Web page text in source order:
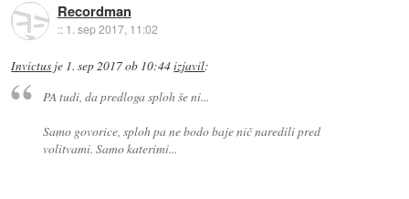
Recordman
:: 1. sep 2017, 11:02
Invictus je 1. sep 2017 ob 10:44izjavil:
PA tudi, da predloga sploh še ni...
Samo govorice, sploh pa ne bodo baje nič naredili pred
volitvami. Samo katerimi...